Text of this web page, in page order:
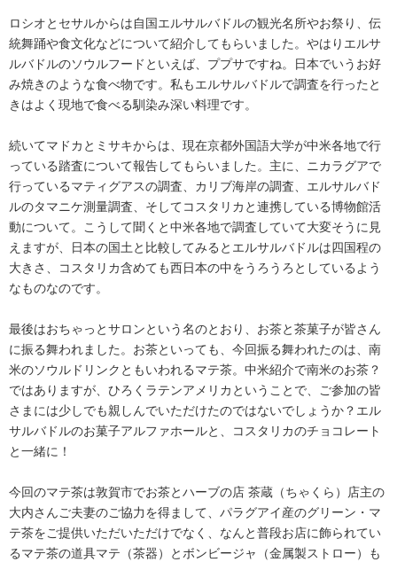
ロシオとセサルからは自国エルサルバドルの観光名所やお祭り、伝
統舞踊や食文化などについて紹介してもらいました。やはりエルサ
ルバドルのソウルフードといえば、ププサですね。日本でいうお好
み焼きのような食べ物です。私もエルサルバドルで調査を行ったと
きはよく現地で食べる馴染み深い料理です。
続いてマドカとミサキからは、現在京都外国語大学が中米各地で行
っている踏査について報告してもらいました。主に、ニカラグアで
行っているマティグアスの調査、カリブ海岸の調査、エルサルバド
ルのタマニケ測量調査、そしてコスタリカと連携している博物館活
動について。こうして聞くと中米各地で調査していて大変そうに見
えますが、日本の国土と比較してみるとエルサルバドルは四国程の
大きさ、コスタリカ含めても西日本の中をうろうろとしているよう
なものなのです。
最後はおちゃっとサロンという名のとおり、お茶と茶菓子が皆さん
に振る舞われました。お茶といっても、今回振る舞われたのは、南
米のソウルドリンクともいわれるマテ茶。中米紹介で南米のお茶？
ではありますが、ひろくラテンアメリカということで、ご参加の皆
さまには少しでも親しんでいただけたのではないでしょうか？エル
サルバドルのお菓子アルファホールと、コスタリカのチョコレート
と一緒に！
今回のマテ茶は敦賀市でお茶とハーブの店 茶蔵（ちゃくら）店主の
大内さんご夫妻のご協力を得まして、パラグアイ産のグリーン・マ
テ茶をご提供いただいただけでなく、なんと普段お店に飾られてい
るマテ茶の道具マテ（茶器）とボンビージャ（金属製ストロー）も